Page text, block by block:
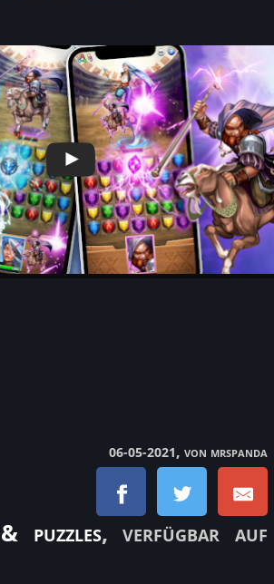
06-05-2021, von mrspanda
puzzles, verfügbar auf